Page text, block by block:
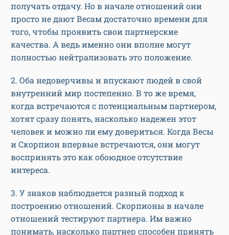
получать отдачу. Но в начале отношений они
просто не дают Весам достаточно времени для
того, чтобы проявить свои партнерские
качества. А ведь именно они вполне могут
полностью нейтрализовать это положение.
2. Оба недоверчивы и впускают людей в свой
внутренний мир постепенно. В то же время,
когда встречаются с потенциальным партнером,
хотят сразу понять, насколько надежен этот
человек и можно ли ему довериться. Когда Весы
и Скорпион впервые встречаются, они могут
воспринять это как обоюдное отсутствие
интереса.
3. У знаков наблюдается разный подход к
построению отношений. Скорпионы в начале
отношений тестируют партнера. Им важно
понимать, насколько партнер способен принять